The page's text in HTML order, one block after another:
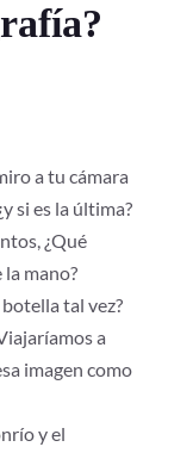
a tu cámara
si es la última?
¿Qué
la mano?
tal vez?
a
imagen como
y el